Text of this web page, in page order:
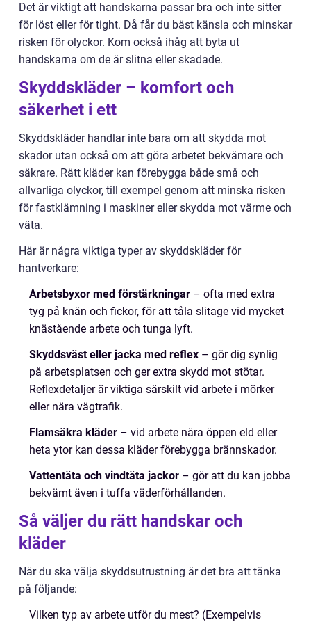
Det är viktigt att handskarna passar bra och inte sitter
för löst eller för tight. Då får du bäst känsla och minskar
risken för olyckor. Kom också ihåg att byta ut
handskarna om de är slitna eller skadade.
Skyddskläder – komfort och
säkerhet i ett
Skyddskläder handlar inte bara om att skydda mot
skador utan också om att göra arbetet bekvämare och
säkrare. Rätt kläder kan förebygga både små och
allvarliga olyckor, till exempel genom att minska risken
för fastklämning i maskiner eller skydda mot värme och
väta.
Här är några viktiga typer av skyddskläder för
hantverkare:
Arbetsbyxor med förstärkningar – ofta med extra
tyg på knän och fickor, för att tåla slitage vid mycket
knästående arbete och tunga lyft.
Skyddsväst eller jacka med reflex – gör dig synlig
på arbetsplatsen och ger extra skydd mot stötar.
Reflexdetaljer är viktiga särskilt vid arbete i mörker
eller nära vägtrafik.
Flamsäkra kläder – vid arbete nära öppen eld eller
heta ytor kan dessa kläder förebygga brännskador.
Vattentäta och vindtäta jackor – gör att du kan jobba
bekvämt även i tuffa väderförhållanden.
Så väljer du rätt handskar och
kläder
När du ska välja skyddsutrustning är det bra att tänka
på följande:
Vilken typ av arbete utför du mest? (Exempelvis